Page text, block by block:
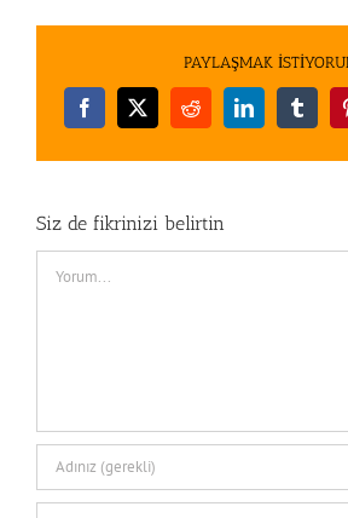
PAYLAŞMAK
Facebook
X RedditLinkedIn
Siz de fikrinizi belirtin